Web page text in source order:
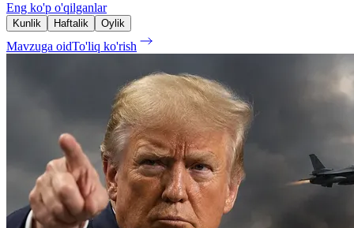
Eng ko'p o'qilganlar
Kunlik Haftalik Oylik
Mavzuga oidTo'liq ko'rish